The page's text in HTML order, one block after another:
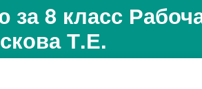
8 класс
Т.Е.